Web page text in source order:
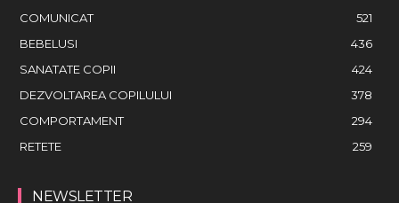
COMUNICAT
521
BEBELUSI
436
SANATATE COPII
424
DEZVOLTAREA COPILULUI
378
COMPORTAMENT
294
RETETE
259
NEWSLETTER